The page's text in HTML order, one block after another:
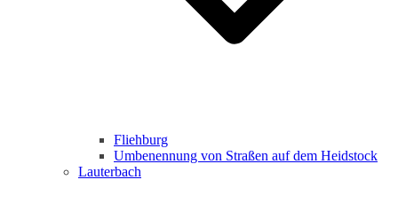
Fliehburg
Umbenennung von Straßen auf dem Heidstock
Lauterbach